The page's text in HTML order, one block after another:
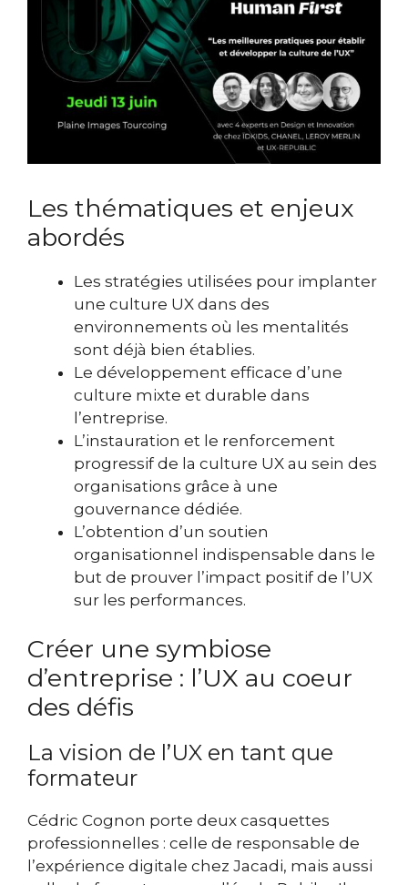
Les thématiques et enjeux
abordés
Les stratégies utilisées pour implanter
une culture UX dans des
environnements où les mentalités
sont déjà bien établies.
Le développement efficace d’une
culture mixte et durable dans
l’entreprise.
L’instauration et le renforcement
progressif de la culture UX au sein des
organisations grâce à une
gouvernance dédiée.
L’obtention d’un soutien
organisationnel indispensable dans le
but de prouver l’impact positif de l’UX
sur les performances.
Créer une symbiose
d’entreprise : l’UX au coeur
des défis
La vision de l’UX en tant que
formateur
Cédric Cognon porte deux casquettes
professionnelles : celle de responsable de
l’expérience digitale chez Jacadi, mais aussi